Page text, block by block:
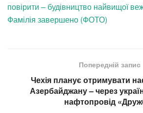
повірити – будівництво найвищої
Фамілія завершено (ФОТО)
Попередній запис
Чехія планує отримувати
Азербайджану – через
нафтопровід